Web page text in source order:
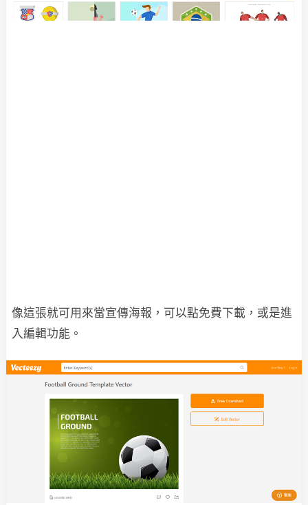
像這張就可用來當宣傳海報，可以點免費下載，或是進
入編輯功能。